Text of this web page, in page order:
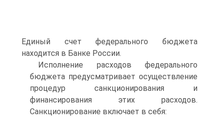
Единый счет федерального бюджета
находится в Банке России.
Исполнение расходов федерального
бюджета предусматривает осуществление
процедур санкционирования и
финансирования этих расходов.
Санкционирование включает в себя: